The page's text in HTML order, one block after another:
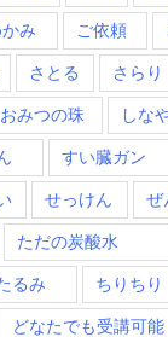
み ご依頼
さとる さらり
みつの珠 しな
すい臓ガン
せっけん ぜ
ただの炭酸水
るみ ちりちり
どなたでも受講可能